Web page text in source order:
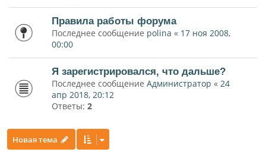
Правила работы форума
Последнее сообщение polina « 17 ноя 2008,
00:00
Я зарегистрировался, что дальше?
Последнее сообщение Администратор « 24
апр 2018, 20:12
Ответы: 2
Новая тема